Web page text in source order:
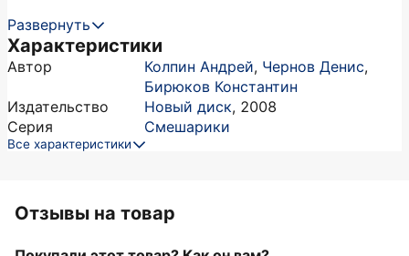
Развернуть
Характеристики
Автор Колпин Андрей, Чернов Денис,
Бирюков Константин
Издательство
Новый диск, 2008
Серия
Смешарики
Все характеристики
Отзывы на товар